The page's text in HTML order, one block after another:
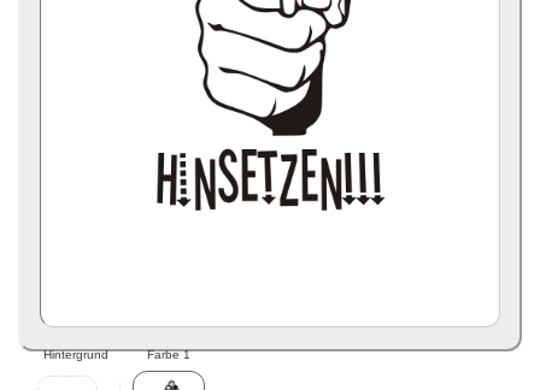
Hintergrund Farbe 1